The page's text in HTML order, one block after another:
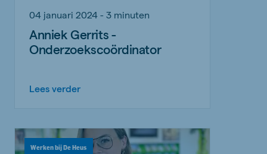
04 januari 2024 - 3 minuten
Anniek Gerrits -
Onderzoekscoördinator
Lees verder
Werken bij De Heus